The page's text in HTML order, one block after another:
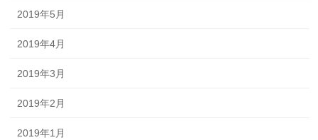
2019年5月
2019年4月
2019年3月
2019年2月
2019年1月